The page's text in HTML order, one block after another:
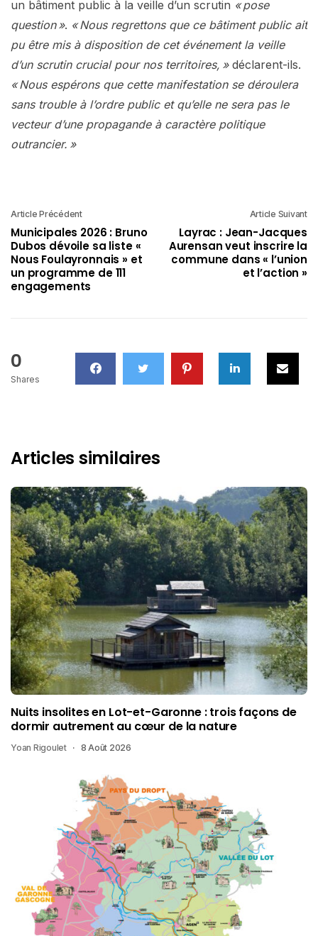
un bâtiment public à la veille d’un scrutin « pose
question ». « Nous regrettons que ce bâtiment public ait
pu être mis à disposition de cet événement la veille
d’un scrutin crucial pour nos territoires, »déclarent-ils.
« Nous espérons que cette manifestation se déroulera
sans trouble à l’ordre public et qu’elle ne sera pas le
vecteur d’une propagande à caractère politique
outrancier. »
Article Précédent
Municipales 2026 : Bruno
Dubos dévoile sa liste «
Nous Foulayronnais » et
un programme de 111
engagements
Article Suivant
Layrac : Jean-Jacques
Aurensan veut inscrire la
commune dans « l’union
et l’action »
0
Shares
Articles similaires
Nuits insolites en Lot-et-Garonne : trois façons de
dormir autrement au cœur de la nature
Yoan Rigoulet 8 Août 2026